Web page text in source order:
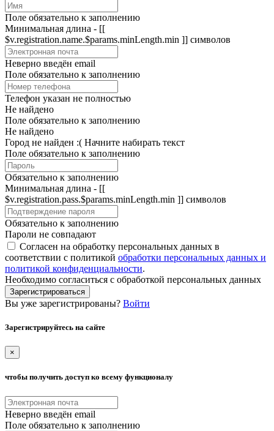
Поле обязательно к заполнению
Минимальная длина - [[
$v.registration.name.$params.minLength.min ]] символов
Неверно введён email
Поле обязательно к заполнению
Телефон указан не полностью
Не найдено
Поле обязательно к заполнению
Не найдено
Город не найден :( Начните набирать текст
Поле обязательно к заполнению
Обязательно к заполнению
Минимальная длина - [[
$v.registration.pass.$params.minLength.min ]] символов
Обязательно к заполнению
Пароли не совпадают
Согласен на обработку персональных данных в
соответствии с политикой обработки персональных данных и
политикой конфиденциальности.
Необходимо согласиться с обработкой персональных данных
Зарегистрироваться
Вы уже зарегистрированы? Войти
Зарегистрируйтесь на сайте
×
чтобы получить доступ ко всему функционалу
Неверно введён email
Поле обязательно к заполнению